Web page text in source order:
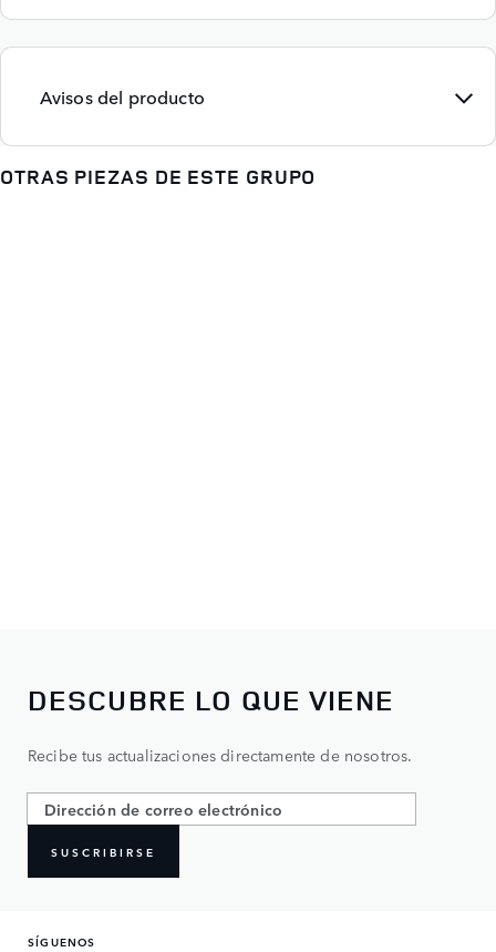
Avisos del producto
OTRAS PIEZAS DE ESTE GRUPO
DESCUBRE LO QUE VIENE
Recibe tus actualizaciones directamente de nosotros.
SUSCRIBIRSE
SÍGUENOS